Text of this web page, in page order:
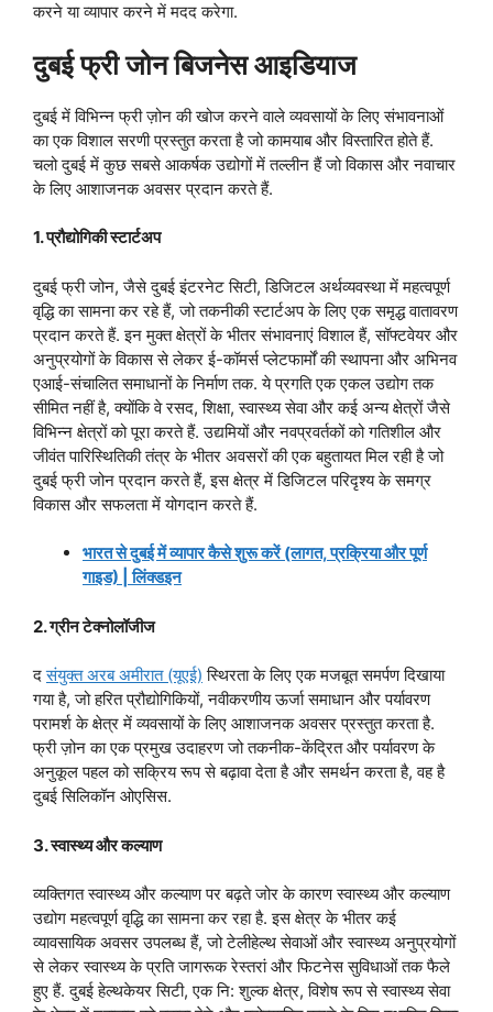
करने या व्यापार करने में मदद करेगा.
दुबई फ्री जोन बिजनेस आइडियाज
दुबई में विभिन्न फ्री ज़ोन की खोज करने वाले व्यवसायों के लिए संभावनाओं
का एक विशाल सरणी प्रस्तुत करता है जो कामयाब और विस्तारित होते हैं.
चलो दुबई में कुछ सबसे आकर्षक उद्योगों में तल्लीन हैं जो विकास और नवाचार
के लिए आशाजनक अवसर प्रदान करते हैं.
1. प्रौद्योगिकी स्टार्टअप
दुबई फ्री जोन, जैसे दुबई इंटरनेट सिटी, डिजिटल अर्थव्यवस्था में महत्वपूर्ण
वृद्धि का सामना कर रहे हैं, जो तकनीकी स्टार्टअप के लिए एक समृद्ध वातावरण
प्रदान करते हैं. इन मुक्त क्षेत्रों के भीतर संभावनाएं विशाल हैं, सॉफ्टवेयर और
अनुप्रयोगों के विकास से लेकर ई-कॉमर्स प्लेटफार्मों की स्थापना और अभिनव
एआई-संचालित समाधानों के निर्माण तक. ये प्रगति एक एकल उद्योग तक
सीमित नहीं है, क्योंकि वे रसद, शिक्षा, स्वास्थ्य सेवा और कई अन्य क्षेत्रों जैसे
विभिन्न क्षेत्रों को पूरा करते हैं. उद्यमियों और नवप्रवर्तकों को गतिशील और
जीवंत पारिस्थितिकी तंत्र के भीतर अवसरों की एक बहुतायत मिल रही है जो
दुबई फ्री जोन प्रदान करते हैं, इस क्षेत्र में डिजिटल परिदृश्य के समग्र
विकास और सफलता में योगदान करते हैं.
भारत से दुबई में व्यापार कैसे शुरू करें (लागत, प्रक्रिया और पूर्ण
गाइड) | लिंक्डइन
2. ग्रीन टेक्नोलॉजीज
दसंयुक्त अरब अमीरात (यूएई) स्थिरता के लिए एक मजबूत समर्पण दिखाया
गया है, जो हरित प्रौद्योगिकियों, नवीकरणीय ऊर्जा समाधान और पर्यावरण
परामर्श के क्षेत्र में व्यवसायों के लिए आशाजनक अवसर प्रस्तुत करता है.
फ्री ज़ोन का एक प्रमुख उदाहरण जो तकनीक-केंद्रित और पर्यावरण के
अनुकूल पहल को सक्रिय रूप से बढ़ावा देता है और समर्थन करता है, वह है
दुबई सिलिकॉन ओएसिस.
3. स्वास्थ्य और कल्याण
व्यक्तिगत स्वास्थ्य और कल्याण पर बढ़ते जोर के कारण स्वास्थ्य और कल्याण
उद्योग महत्वपूर्ण वृद्धि का सामना कर रहा है. इस क्षेत्र के भीतर कई
व्यावसायिक अवसर उपलब्ध हैं, जो टेलीहेल्थ सेवाओं और स्वास्थ्य अनुप्रयोगों
से लेकर स्वास्थ्य के प्रति जागरूक रेस्तरां और फिटनेस सुविधाओं तक फैले
हुए हैं. दुबई हेल्थकेयर सिटी, एक नि: शुल्क क्षेत्र, विशेष रूप से स्वास्थ्य सेवा